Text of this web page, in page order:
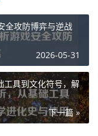
全攻防博弈与逆战
2026-05-31
工具到文化符号，解
下一篇 »